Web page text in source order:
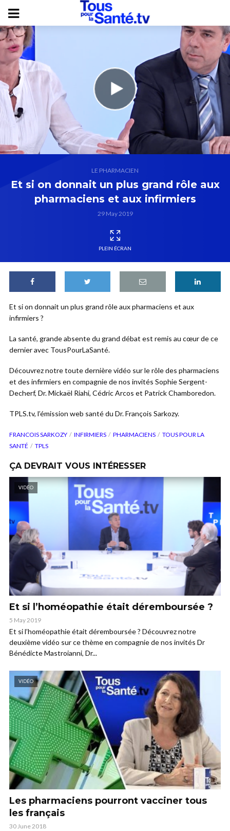
LE PHARMACIEN
Et si on donnait un plus grand rôle aux
pharmaciens et aux infirmiers
29 May 2019
PLEIN ÉCRAN
Et si on donnait un plus grand rôle aux pharmaciens et aux
infirmiers ?
La santé, grande absente du grand débat est remis au cœur de ce
dernier avec TousPourLaSanté.
Découvrez notre toute dernière vidéo sur le rôle des pharmaciens
et des infirmiers en compagnie de nos invités Sophie Sergent-
Decherf, Dr. Mickaël Riahi, Cédric Arcos et Patrick Chamboredon.
TPLS.tv, l’émission web santé du Dr. François Sarkozy.
FRANCOIS SARKOZY INFIRMIERS PHARMACIENS
TOUS POUR LA
SANTÉ
TPLS
ÇA DEVRAIT VOUS INTÉRESSER
VIDÉO
Et si l’homéopathie était déremboursée ?
5 May 2019
Et si l’homéopathie était déremboursée ? Découvrez notre
deuxième vidéo sur ce thème en compagnie de nos invités Dr
Bénédicte Mastroianni, Dr...
VIDÉO
Les pharmaciens pourront vacciner tous
les français
30 June 2018